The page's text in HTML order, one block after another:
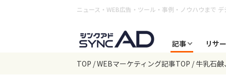
ニュース・WEB広告・ツール・事例・ノウハウまで デ
記事 リサ
TOP WEBマーケティング記事TOP 牛乳石